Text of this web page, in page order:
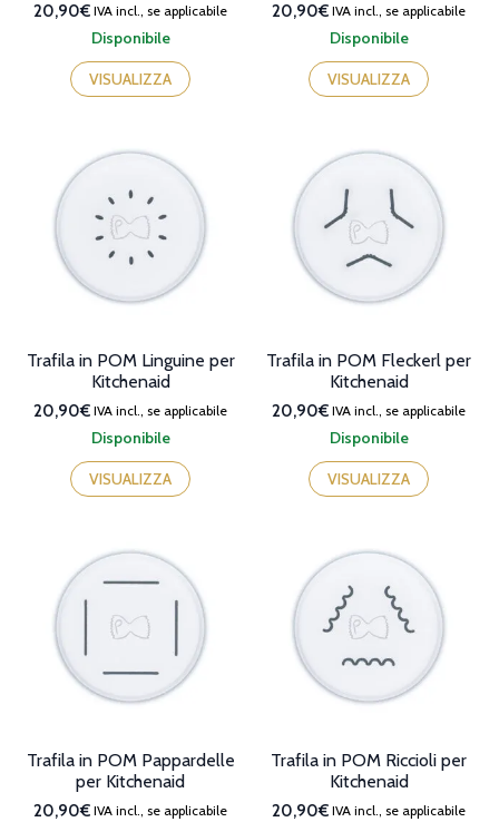
Disponibile
20,90€ IVA incl., se applicabile
VISUALIZZA
Disponibile
20,90€ IVA incl., se applicabile
VISUALIZZA
Disponibile
Trafila in POM Linguine per
Kitchenaid
20,90€ IVA incl., se applicabile
VISUALIZZA
Disponibile
Trafila in POM Fleckerl per
Kitchenaid
20,90€ IVA incl., se applicabile
VISUALIZZA
Trafila in POM Pappardelle
per Kitchenaid
20,90€ IVA incl., se applicabile
Trafila in POM Riccioli per
Kitchenaid
20,90€ IVA incl., se applicabile